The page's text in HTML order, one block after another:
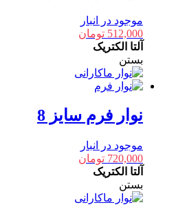
موجود در انبار
512,000 تومان
آلتا الکتریک
بستن
نوار فرم سایز 8
موجود در انبار
720,000 تومان
آلتا الکتریک
بستن